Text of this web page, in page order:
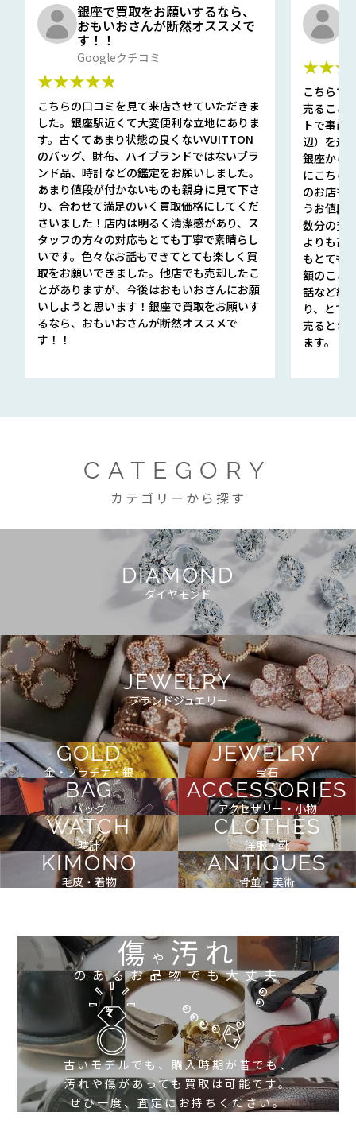
銀座で買取をお願いするなら、
おもいおさんが断然オススメで
す！！
Googleクチコミ
★★★★★
こちらの口コミを見て来店させていただきま
した。銀座駅近くて大変便利な立地にありま
す。古くてあまり状態の良くないVUITTON
のバッグ、財布、ハイブランドではないブラ
ンド品、時計などの鑑定をお願いしました。
あまり値段が付かないものも親身に見て下さ
り、合わせて満足のいく買取価格にしてくだ
さいました！店内は明るく清潔感があり、ス
タッフの方々の対応もとても丁寧で素晴らし
いです。色々なお話もできてとても楽しく買
取をお願いできました。他店でも売却したこ
とがありますが、今後はおもいおさんにお願
いしようと思います！銀座で買取をお願いす
るなら、おもいおさんが断然オススメで
す！！
こちらで
売ること
トで事前
辺）を選
銀座から
にこちら
のお店も
うお値段
数分の査
よりも高
もとても
額のこと
話など細
り、とて
売るとき
ます。
CATEGORY
カテゴリーから探す
DIAMOND
ダイヤモンド
JEWELRY
ブランドジュエリー
GOLD
金・プラチナ・銀
JEWELRY
宝石
BAG
バッグ
ACCESSORIES
アクセサリー・小物
WATCH
時計
CLOTHES
洋服・靴
KIMONO
毛皮・着物
ANTIQUES
骨董・美術
傷や 汚れ
のあるお品物でも大丈夫
古いモデルでも、購入時期が昔でも、
汚れや傷があっても買取は可能です。
ぜひ一度、査定にお持ちください。